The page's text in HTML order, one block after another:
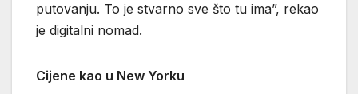
putovanju. To je stvarno sve što tu ima”, rekao
je digitalni nomad.
Cijene kao u New Yorku